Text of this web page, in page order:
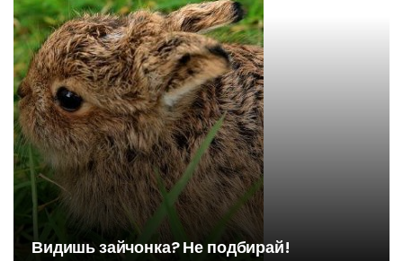
Видишь зайчонка? Не подбирай!